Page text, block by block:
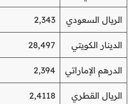
الريال السعودي 2,343
الدينار الكويتي 28,497
الدرهم الإماراتي 2,394
الريال القطري 2,4118